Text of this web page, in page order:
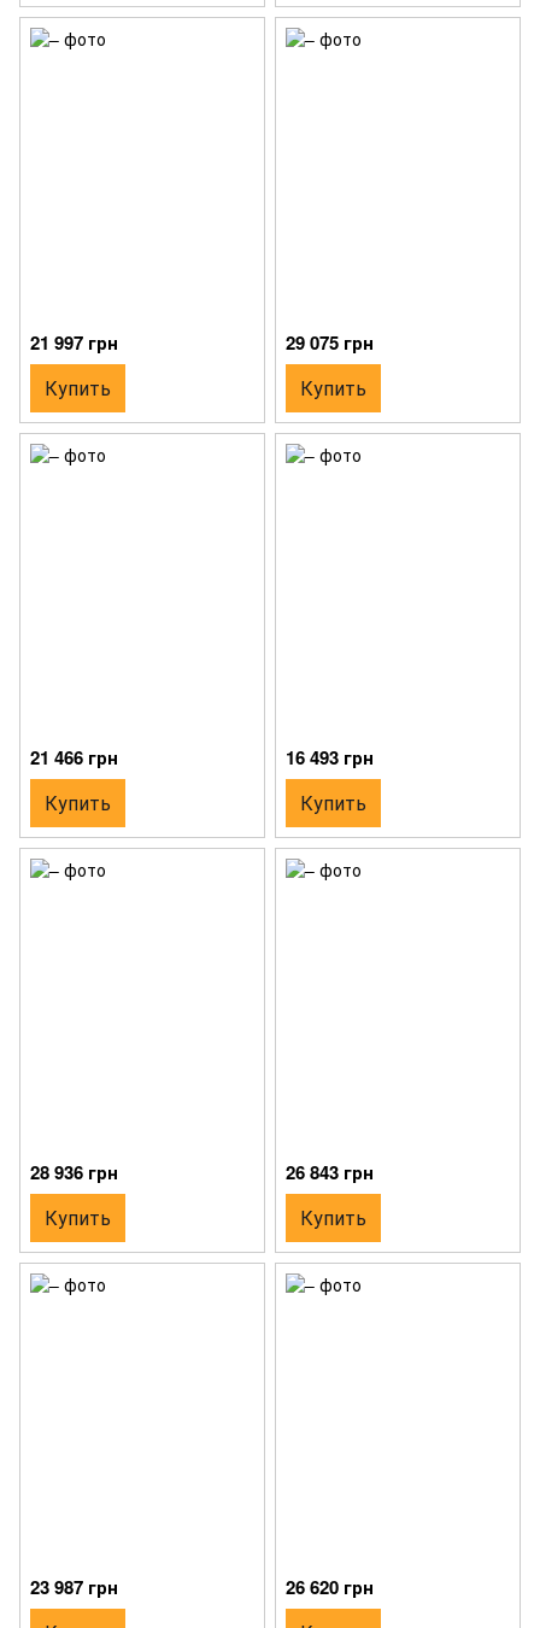
21 997 грн
Купить
29 075 грн
Купить
21 466 грн
Купить
16 493 грн
Купить
28 936 грн
Купить
26 843 грн
Купить
23 987 грн 26 620 грн